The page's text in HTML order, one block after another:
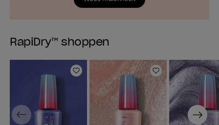
RapiDry™ shoppen
Zur Wunschliste hinzufügen
Zur
Previous Next